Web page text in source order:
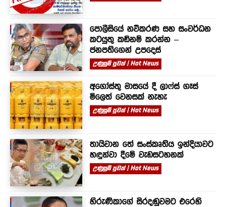
පොලීසියේ නවීකරණ සහ සංවර්ධන
කටයුතු කඩිනම් කරන්න –
ජනපතිගෙන් උපදෙස්
උණුසුම් පුවත් | Hot News
අගෝස්තු මාසයේ දී ලාෆ්ස් ගෑස්
මිලෙත් වෙනසක් නැහැ
උණුසුම් පුවත් | Hot News
තායිවාන තේ සංස්කෘතිය ඉන්දියාවට
හඳුන්වා දීමේ වැඩසටහනක්
උණුසුම් පුවත් | Hot News
හිරුණිකාගේ සිරදඬුවමට එරෙහි